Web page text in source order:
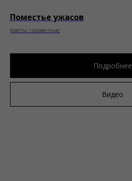
Поместье ужасов
Квесты / совместные
Подробнее
Видео